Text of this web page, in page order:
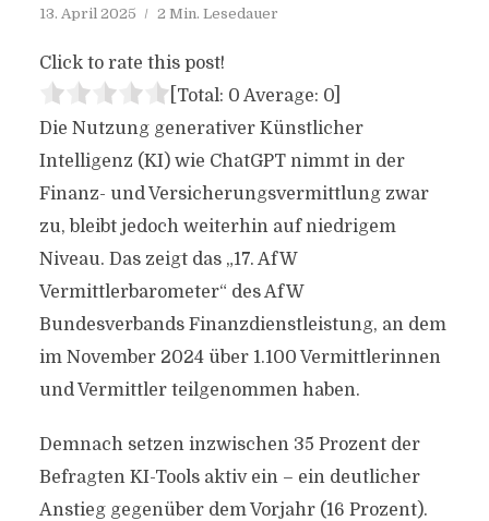
13. April 2025 2 Min. Lesedauer
Click to rate this post!
[Total: 0 Average: 0]
Die Nutzung generativer Künstlicher
Intelligenz (KI) wie ChatGPT nimmt in der
Finanz- und Versicherungsvermittlung zwar
zu, bleibt jedoch weiterhin auf niedrigem
Niveau. Das zeigt das „17. AfW
Vermittlerbarometer“ des AfW
Bundesverbands Finanzdienstleistung, an dem
im November 2024 über 1.100 Vermittlerinnen
und Vermittler teilgenommen haben.
Demnach setzen inzwischen 35 Prozent der
Befragten KI-Tools aktiv ein – ein deutlicher
Anstieg gegenüber dem Vorjahr (16 Prozent).